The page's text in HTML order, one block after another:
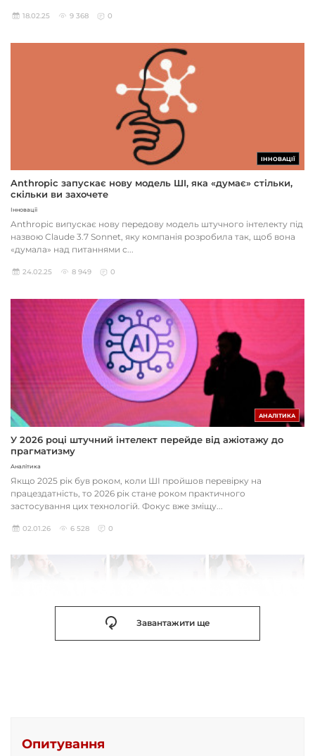
18.02.25 9 368 0
ІННОВАЦІЇ
Anthropic запускає нову модель ШІ, яка «думає» стільки,
скільки ви захочете
Інновації
Anthropic випускає нову передову модель штучного інтелекту під
назвою Claude 3.7 Sonnet, яку компанія розробила так, щоб вона
«думала» над питаннями с...
24.02.25 8 949 0
АНАЛІТИКА
У 2026 році штучний інтелект перейде від ажіотажу до
прагматизму
Аналітика
Якщо 2025 рік був роком, коли ШІ пройшов перевірку на
працездатність, то 2026 рік стане роком практичного
застосування цих технологій. Фокус вже зміщу...
02.01.26 6 528 0
Завантажити ще
Опитування